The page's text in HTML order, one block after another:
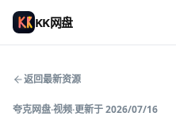
KK网盘
返回最新资源
夸克网盘·视频·更新于2026/07/16